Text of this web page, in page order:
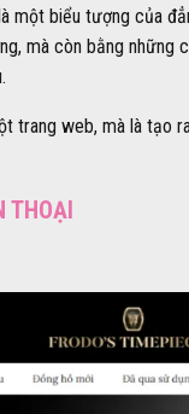
biểu tượng của
mà còn bằng
trang web, mà là
THOẠI